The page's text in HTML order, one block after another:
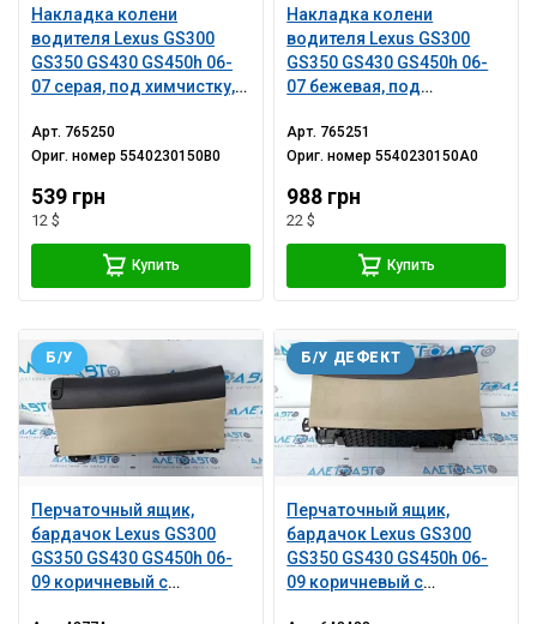
Накладка колени
водителя Lexus GS300
GS350 GS430 GS450h 06-
07 серая, под химчистку,
Арт. 765250
Ориг. номер5540230150B0
539 грн
12 $
Купить
Накладка колени
водителя Lexus GS300
GS350 GS430 GS450h 06-
07 бежевая, под
Арт. 765251
Ориг. номер5540230150A0
988 грн
22 $
Купить
Перчаточный ящик,
бардачок Lexus GS300
GS350 GS430 GS450h 06-
09 коричневый с
Б/У
Перчаточный ящик,
бардачок Lexus GS300
GS350 GS430 GS450h 06-
09 коричневый с
Б/У ДЕФЕКТ